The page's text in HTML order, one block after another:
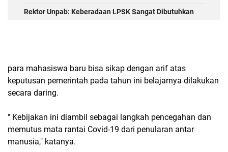
Rektor Unpab: Keberadaan LPSK Sangat Dibutuhkan
para mahasiswa baru bisa sikap dengan arif atas
keputusan pemerintah pada tahun ini belajarnya dilakukan
secara daring.
" Kebijakan ini diambil sebagai langkah pencegahan dan
memutus mata rantai Covid-19 dari penularan antar
manusia," katanya.